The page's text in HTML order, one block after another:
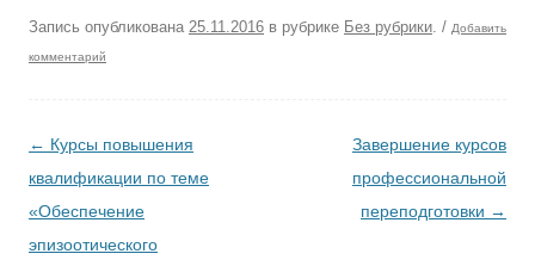
Запись опубликована 25.11.2016 в рубрике Без рубрики / Добавить
комментарий
Навигация по записям
← Курсы повышения
квалификации по теме
«Обеспечение
эпизоотического
Завершение курсов
профессиональной
переподготовки →